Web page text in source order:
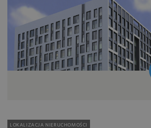
LOKALIZACJA NIERUCHOMOŚCI